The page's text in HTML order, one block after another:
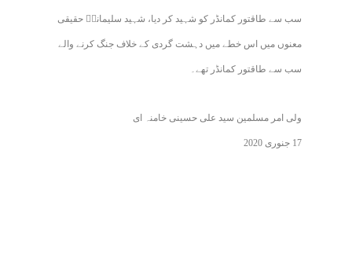
سب سے طاقتور کمانڈر کو شہید کر دیا، شہید سلیمانیؒ حقیقی
معنوں میں اس خطے میں دہشت گردی کے خلاف جنگ کرنے والے
سب سے طاقتور کمانڈر تھے۔
ولی امر مسلمین سید علی حسینی خامنہ ای
17 جنوری 2020